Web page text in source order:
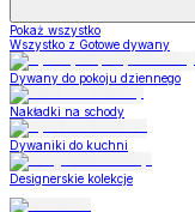
Pokaż wszystko
Wszystko z Gotowe dywany
Dywany do pokoju dziennego
Nakładki na schody
Dywaniki do kuchni
Designerskie kolekcje